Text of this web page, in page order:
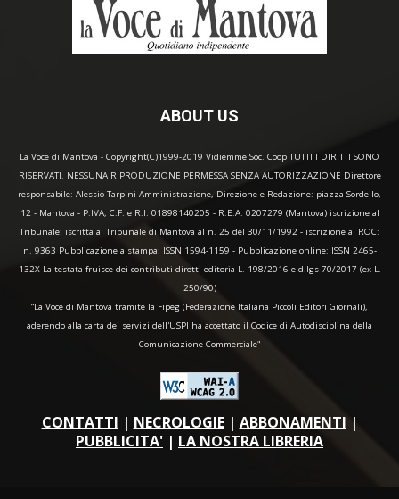
ABOUT US
La Voce di Mantova - Copyright(C)1999-2019 Vidiemme Soc. Coop TUTTI I DIRITTI SONO
RISERVATI. NESSUNA RIPRODUZIONE PERMESSA SENZA AUTORIZZAZIONE Direttore
responsabile: Alessio Tarpini Amministrazione, Direzione e Redazione: piazza Sordello,
12 - Mantova - P.IVA, C.F. e R.I. 01898140205 - R.E.A. 0207279 (Mantova) iscrizione al
Tribunale: iscritta al Tribunale di Mantova al n. 25 del 30/11/1992 - iscrizione al ROC:
n. 9363 Pubblicazione a stampa: ISSN 1594-1159 - Pubblicazione online: ISSN 2465-
132X La testata fruisce dei contributi diretti editoria L. 198/2016 e d.lgs 70/2017 (ex L.
250/90)
“La Voce di Mantova tramite la Fipeg (Federazione Italiana Piccoli Editori Giornali),
aderendo alla carta dei servizi dell'USPI ha accettato il Codice di Autodisciplina della
Comunicazione Commerciale"
CONTATTI | NECROLOGIE| ABBONAMENTI |
PUBBLICITA' | LA NOSTRA LIBRERIA